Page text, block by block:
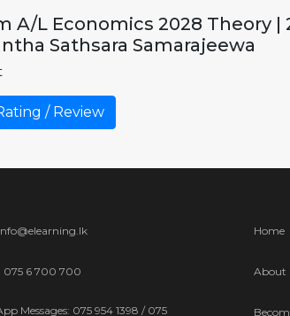
A/L Economics 2028 Theory |
Sathsara Samarajeewa
/ Review
075 6 700 700
Messages: 075 954 1398 / 075
Home
About